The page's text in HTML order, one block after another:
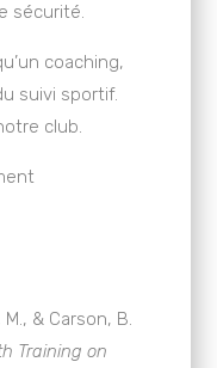
sécurité.
coaching,
suivi sportif.
club.
& Carson, B.
Training on